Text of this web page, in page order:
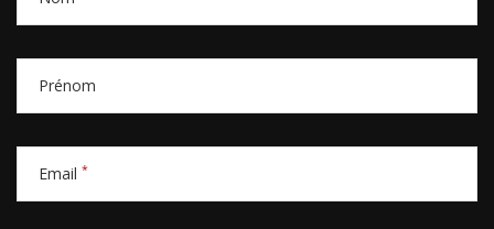
Prénom
Email *